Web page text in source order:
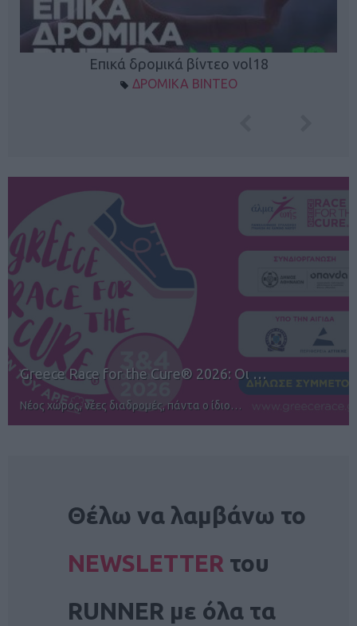
Επικά δρομικά βίντεο vol18
ΔΡΟΜΙΚΑ ΒΙΝΤΕΟ
12ος TUI Rhodes Marathon: Άνοιγμα ε…
Αγώνες για όλους στην Ρόδο
Θέλω να λαμβάνω το
NEWSLETTER του
RUNNER με όλα τα